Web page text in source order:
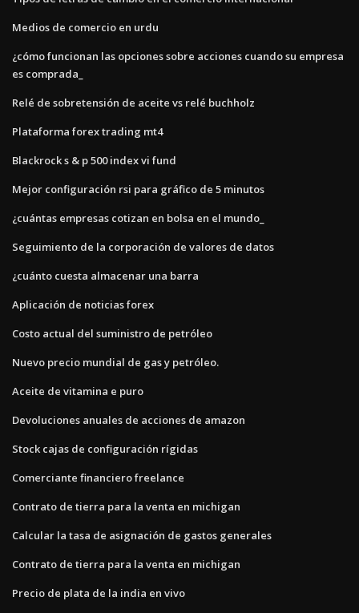
Medios de comercio en urdu
¿cómo funcionan las opciones sobre acciones cuando su empresa
es comprada_
Relé de sobretensión de aceite vs relé buchholz
Plataforma forex trading mt4
Blackrock s & p 500 index vi fund
Mejor configuración rsi para gráfico de 5 minutos
¿cuántas empresas cotizan en bolsa en el mundo_
Seguimiento de la corporación de valores de datos
¿cuánto cuesta almacenar una barra
Aplicación de noticias forex
Costo actual del suministro de petróleo
Nuevo precio mundial de gas y petróleo.
Aceite de vitamina e puro
Devoluciones anuales de acciones de amazon
Stock cajas de configuración rígidas
Comerciante financiero freelance
Contrato de tierra para la venta en michigan
Calcular la tasa de asignación de gastos generales
Contrato de tierra para la venta en michigan
Precio de plata de la india en vivo